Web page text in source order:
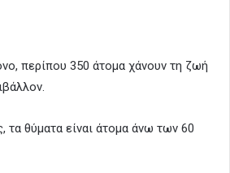
περίπου 350 άτομα χάνουν τη ζωή
τα θύματα είναι άτομα άνω των 60